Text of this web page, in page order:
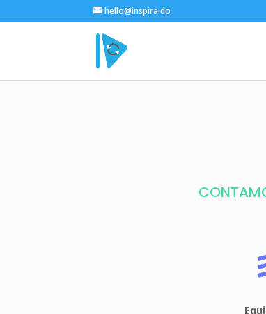
hello@inspira.do